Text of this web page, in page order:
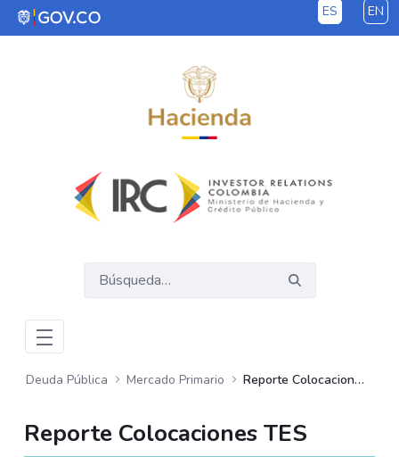
Saltar al contenido principal ES EN
Deuda Pública Mercado Primario Reporte Colocaciones TES
Reporte Colocaciones TES